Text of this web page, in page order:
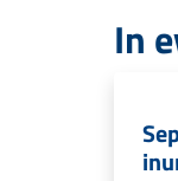
In